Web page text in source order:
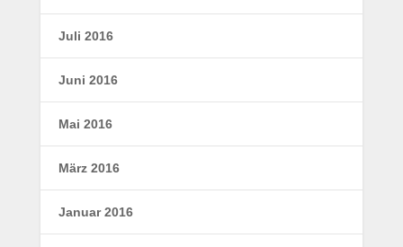
Juli 2016
Juni 2016
Mai 2016
März 2016
Januar 2016